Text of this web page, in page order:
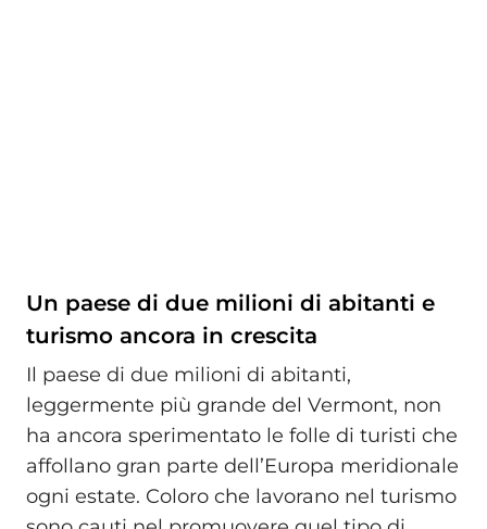
Un paese di due milioni di abitanti e
turismo ancora in crescita
Il paese di due milioni di abitanti,
leggermente più grande del Vermont, non
ha ancora sperimentato le folle di turisti che
affollano gran parte dell’Europa meridionale
ogni estate. Coloro che lavorano nel turismo